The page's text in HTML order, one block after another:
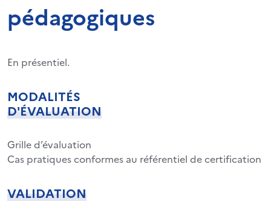
pédagogiques
En présentiel.
MODALITÉS
D'ÉVALUATION
Grille d’évaluation
Cas pratiques conformes au référentiel de certification
VALIDATION